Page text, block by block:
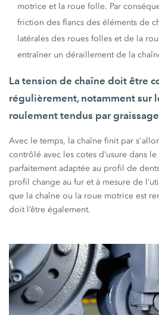
motrice et la roue folle. Par
friction des flancs des éléments de
latérales des roues folles et de la
entraîner un déraillement de la
La tension de chaîne doit être
régulièrement, notamment sur
roulement tendus par
Avec le temps, la chaîne finit par
contrôlé avec les cotes d’usure dans
parfaitement adaptée au profil de
profil change au fur et à mesure de
que la chaîne ou la roue motrice est
doit l’être également.